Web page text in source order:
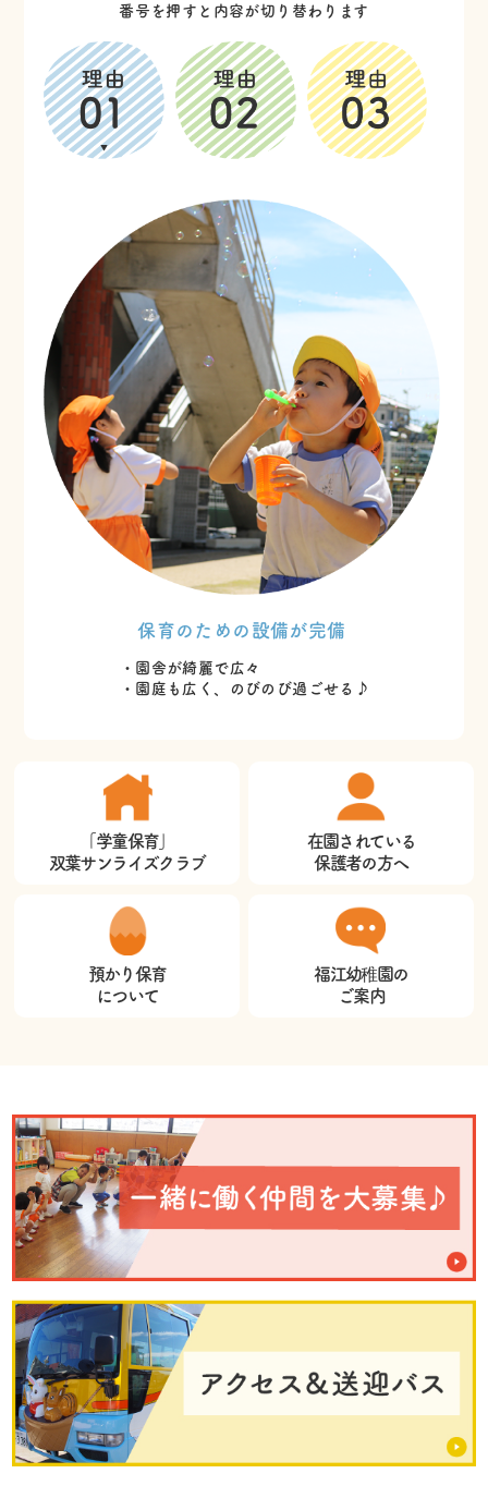
番号を押すと内容が切り替わります
保育のための設備が完備
・園舎が綺麗で広々
・園庭も広く、のびのび過ごせる♪
「学童保育」
双葉サンライズクラブ
在園されている
保護者の方へ
預かり保育
について
福江幼稚園の
ご案内